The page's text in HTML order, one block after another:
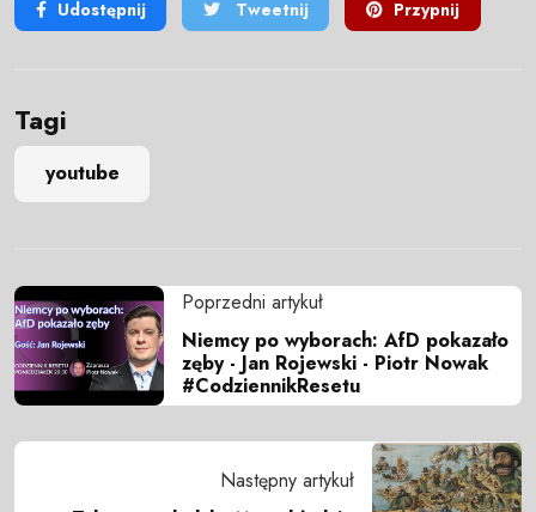
Udostępnij Tweetnij Przypnij
Tagi
youtube
Poprzedni artykuł
Niemcy po wyborach: AfD pokazało
zęby - Jan Rojewski - Piotr Nowak
#CodziennikResetu
Następny artykuł